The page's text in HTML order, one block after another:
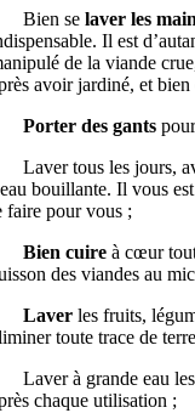
se laver les
Il est
de la viande
avoir jardiné, et
Porter des gantspour
tous les jours,
bouillante. Il vous
faire pour vous ;
Bien cuireà cœur tout
des viandes au
Laverles fruits,
toute trace de
à grande eau les
chaque utilisation ;